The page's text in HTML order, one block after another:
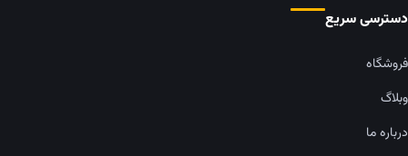
دسترسی سریع
فروشگاه
وبلاگ
درباره ما